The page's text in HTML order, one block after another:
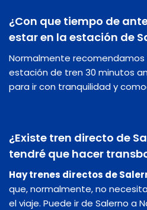
¿Con que tiempo de
estar en la estación de
Normalmente
estación de tren 30 minutos
para ir con tranquilidad y
¿Existe tren directo de
tendré que hacer
Hay trenes directos de
que, normalmente, no
el viaje. Puede ir de Salerno a